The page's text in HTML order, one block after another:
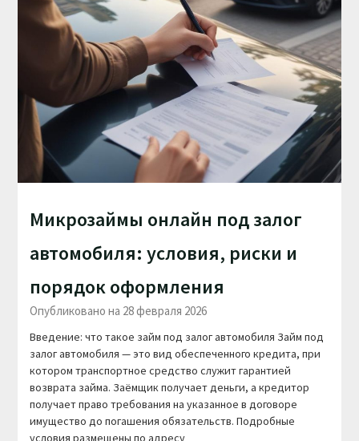
Микрозаймы онлайн под залог
автомобиля: условия, риски и
порядок оформления
Опубликовано на 28 февраля 2026
Введение: что такое займ под залог автомобиля Займ под
залог автомобиля — это вид обеспеченного кредита, при
котором транспортное средство служит гарантией
возврата займа. Заёмщик получает деньги, а кредитор
получает право требования на указанное в договоре
имущество до погашения обязательств. Подробные
условия размещены по адресу